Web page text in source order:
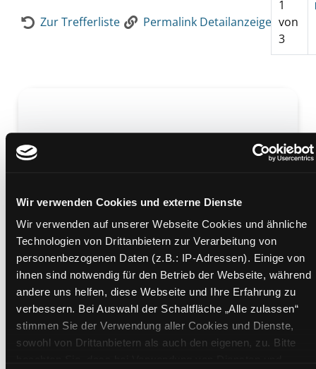
Wir verwenden Cookies und externe Dienste
Wir verwenden auf unserer Webseite Cookies und ähnliche
Technologien von Drittanbietern zur Verarbeitung von
personenbezogenen Daten (z.B.: IP-Adressen). Einige von
ihnen sind notwendig für den Betrieb der Webseite, während
andere uns helfen, diese Webseite und Ihre Erfahrung zu
verbessern. Bei Auswahl der Schaltfläche „Alle zulassen“
stimmen Sie der Verwendung aller Cookies und Dienste,
sowohl von Drittanbietern als auch den eigenen, zu. Bitte
Zur Trefferliste Permalink Detailanzeige
1
von
3
Smartphone, Internet, Social Media ; das check ich
Mediengruppe:Kinderbuch
Verfasser:Eisenbeiss, Gregor
Übergeordnetes Werk: Digitale Grundbildung
Beschreibung ein-/ausblenden
Mehr Informationen ein-/ausblenden